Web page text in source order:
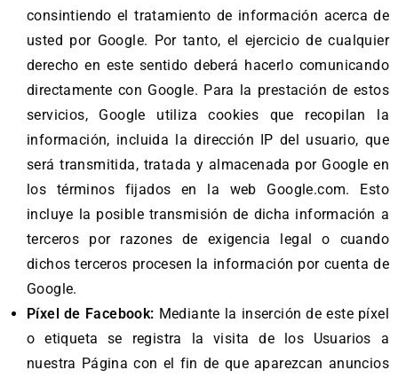
consintiendo el tratamiento de información acerca de
usted por Google. Por tanto, el ejercicio de cualquier
derecho en este sentido deberá hacerlo comunicando
directamente con Google. Para la prestación de estos
servicios, Google utiliza cookies que recopilan la
información, incluida la dirección IP del usuario, que
será transmitida, tratada y almacenada por Google en
los términos fijados en la web Google.com. Esto
incluye la posible transmisión de dicha información a
terceros por razones de exigencia legal o cuando
dichos terceros procesen la información por cuenta de
Google.
Píxel de Facebook: Mediante la inserción de este píxel
o etiqueta se registra la visita de los Usuarios a
nuestra Página con el fin de que aparezcan anuncios